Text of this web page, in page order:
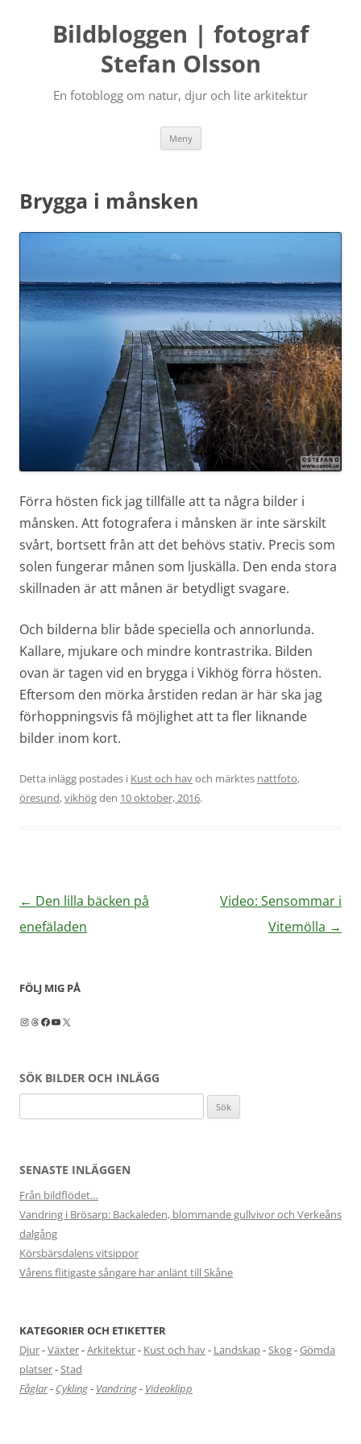
Bildbloggen | fotograf
Stefan Olsson
En fotoblogg om natur, djur och lite arkitektur
Meny Hoppa
till
Brygga i månsken
Förra hösten fick jag tillfälle att ta några bilder i
månsken. Att fotografera i månsken är inte särskilt
svårt, bortsett från att det behövs stativ. Precis som
solen fungerar månen som ljuskälla. Den enda stora
skillnaden är att månen är betydligt svagare.
Och bilderna blir både speciella och annorlunda.
Kallare, mjukare och mindre kontrastrika. Bilden
ovan är tagen vid en brygga i Vikhög förra hösten.
Eftersom den mörka årstiden redan är här ska jag
förhoppningsvis få möjlighet att ta fler liknande
bilder inom kort.
Detta inlägg postades i Kust och havoch märktes nattfoto,
öresund,vikhögden 10 oktober, 2016.
Inläggsnavigering
← Den lilla bäcken på
enefäladen
Video: Sensommar i
Vitemölla →
FÖLJ MIG PÅ
Instagram
Threads
Facebook
YouTube
X
SÖK BILDER OCH INLÄGG
efter:
SENASTE INLÄGGEN
Från bildflödet…
Vandring i Brösarp: Backaleden, blommande gullvivor och Verkeåns
dalgång
Körsbärsdalens vitsippor
Vårens flitigaste sångare har anlänt till Skåne
KATEGORIER OCH ETIKETTER
Djur-Växter-Arkitektur- Kust och hav- Landskap-Skog-Gömda
platser-Stad
Fåglar- Cykling- Vandring- Videoklipp